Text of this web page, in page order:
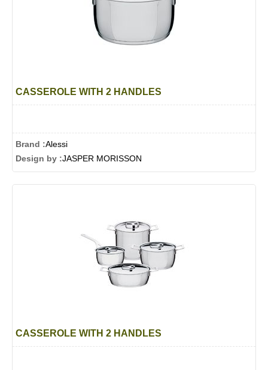
CASSEROLE WITH 2 HANDLES
Brand :Alessi
Design by :JASPER MORISSON
CASSEROLE WITH 2 HANDLES